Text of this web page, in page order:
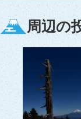
周辺の